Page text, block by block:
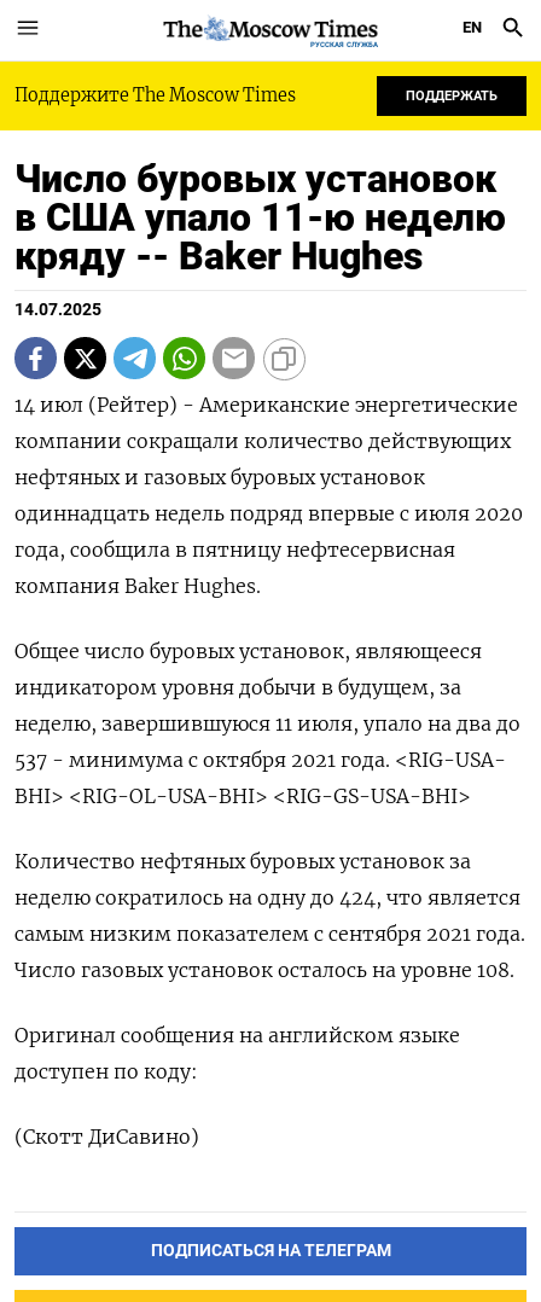
РУССКАЯ СЛУЖБА
EN
Поддержите The Moscow Times ПОДДЕРЖАТЬ
Число буровых установок
в США упало 11-ю неделю
кряду -- Baker Hughes
14.07.2025
14 июл (Рейтер) - Американские энергетические
компании сокращали количество действующих
нефтяных и газовых буровых установок
одиннадцать недель подряд впервые с июля 2020
года, сообщила в пятницу нефтесервисная
компания Baker Hughes.
Общее число буровых установок, являющееся
индикатором уровня добычи в будущем, за
неделю, завершившуюся 11 июля, упало на два до
537 - минимума с октября 2021 года. <RIG-USA-
BHI> <RIG-OL-USA-BHI> <RIG-GS-USA-BHI>
Количество нефтяных буровых установок за
неделю сократилось на одну до 424, что является
самым низким показателем с сентября 2021 года.
Число газовых установок осталось на уровне 108.
Оригинал сообщения на английском языке
доступен по коду:
(Скотт ДиСавино)
ПОДПИСАТЬСЯ НА ТЕЛЕГРАМ